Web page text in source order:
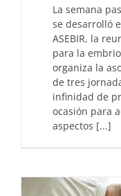
La semana
se desarrolló
ASEBIR, la
para la
organiza la
de tres
infinidad de
ocasión para
aspectos [...]